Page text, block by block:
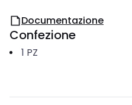
Documentazione
Confezione
1 PZ